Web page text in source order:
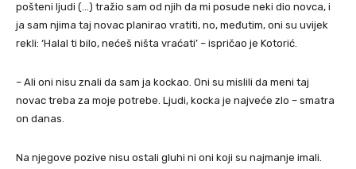
pošteni ljudi (…) tražio sam od njih da mi posude neki dio novca, i
ja sam njima taj novac planirao vratiti, no, međutim, oni su uvijek
rekli: ‘Halal ti bilo, nećeš ništa vraćati’ – ispričao je Kotorić.
– Ali oni nisu znali da sam ja kockao. Oni su mislili da meni taj
novac treba za moje potrebe. Ljudi, kocka je najveće zlo – smatra
on danas.
Na njegove pozive nisu ostali gluhi ni oni koji su najmanje imali.